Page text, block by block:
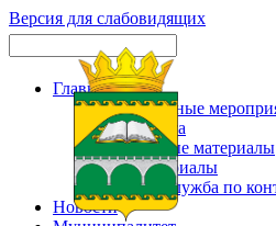
Версия для слабовидящих
Главная
Официальные
Карта сайта
Актуальные материалы
Фотоматериалы
Военная служба по
Новости